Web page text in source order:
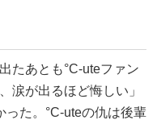
たあとも°C-uteファン
涙が出るほど悔しい」
った。°C-uteの仇は後輩